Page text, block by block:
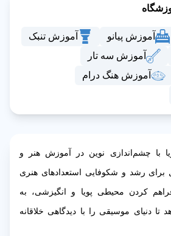
آموزش پیانو
آموزش تنبک
آموزش سه تار
آموزش هنگ درام
با چشم‌اندازی نوین در آموزش هنر و
برای رشد و شکوفایی استعدادهای هنری
کردن محیطی پویا و انگیزشی، به
دنیای موسیقی را با دیدگاهی خلاقانه